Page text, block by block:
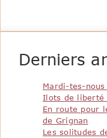
Derniers
Mardi-tes-
Ilots de
En route pour
de Grignan
Les solitudes